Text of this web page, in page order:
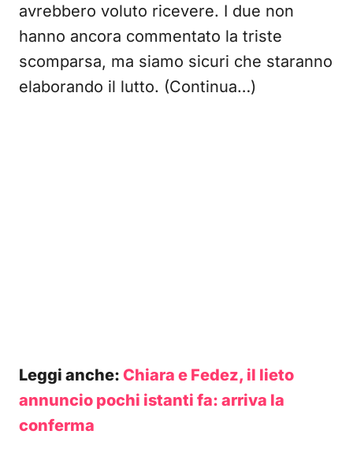
avrebbero voluto ricevere. I due non
hanno ancora commentato la triste
scomparsa, ma siamo sicuri che staranno
elaborando il lutto. (Continua…)
Leggi anche: Chiara e Fedez, il lieto
annuncio pochi istanti fa: arriva la
conferma